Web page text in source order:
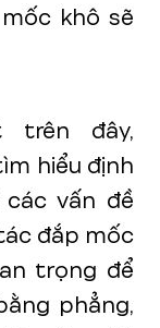
khô sẽ
trên đây,
hiểu định
vấn đề
đắp mốc
trọng để
phẳng,